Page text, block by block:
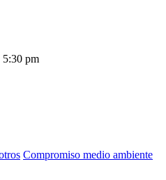
5:30 pm
Compromiso medio ambiente